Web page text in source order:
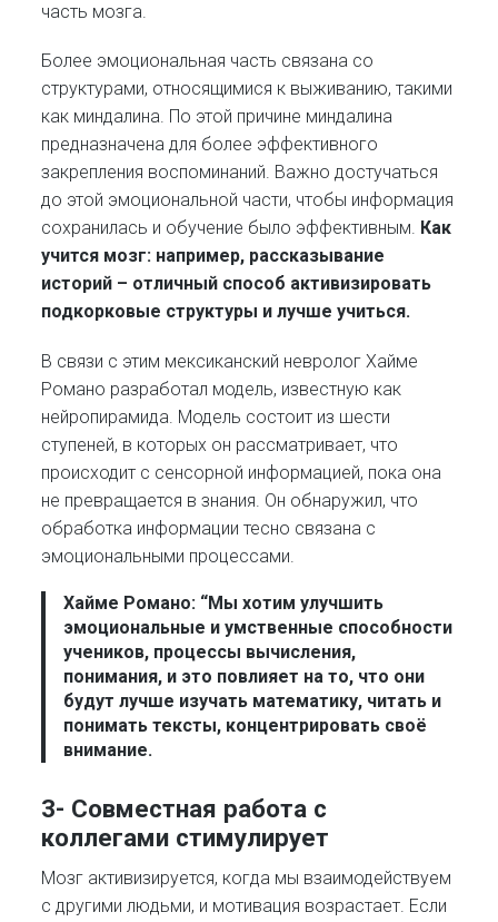
часть мозга.
Более эмоциональная часть связана со
структурами, относящимися к выживанию, такими
как миндалина. По этой причине миндалина
предназначена для более эффективного
закрепления воспоминаний. Важно достучаться
до этой эмоциональной части, чтобы информация
сохранилась и обучение было эффективным. Как
учится мозг: например, рассказывание
историй – отличный способ активизировать
подкорковые структуры и лучше учиться.
В связи с этим мексиканский невролог Хайме
Романо разработал модель, известную как
нейропирамида. Модель состоит из шести
ступеней, в которых он рассматривает, что
происходит с сенсорной информацией, пока она
не превращается в знания. Он обнаружил, что
обработка информации тесно связана с
эмоциональными процессами.
Хайме Романо: “Мы хотим улучшить
эмоциональные и умственные способности
учеников, процессы вычисления,
понимания, и это повлияет на то, что они
будут лучше изучать математику, читать и
понимать тексты, концентрировать своё
внимание.
3- Совместная работа с
коллегами стимулирует
Мозг активизируется, когда мы взаимодействуем
с другими людьми, и мотивация возрастает. Если